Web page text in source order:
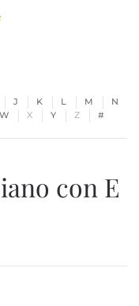
J K L M
N
W X Y Z #
con E